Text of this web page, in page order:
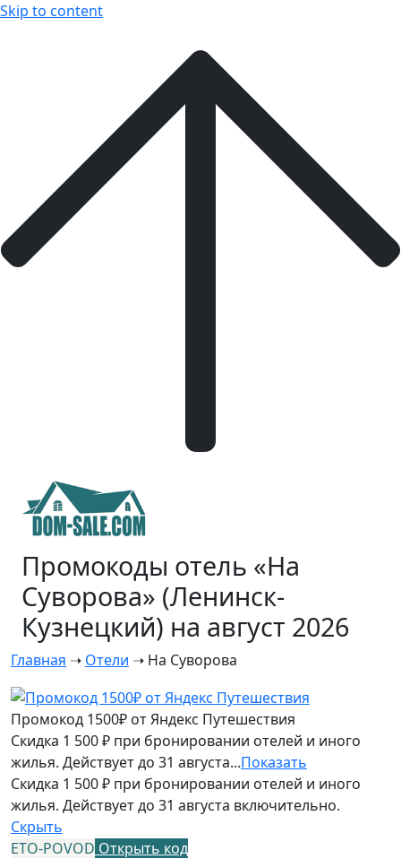
Skip to content
Промокоды отель «На
Суворова» (Ленинск-
Кузнецкий) на август 2026
Главная ➝ Отели ➝ На Суворова
Промокод 1500₽ от Яндекс Путешествия
Скидка 1 500 ₽ при бронировании отелей и иного
жилья. Действует до 31 августа...Показать
Скидка 1 500 ₽ при бронировании отелей и иного
жилья. Действует до 31 августа включительно.
Скрыть
ETO-POVOD Открыть код